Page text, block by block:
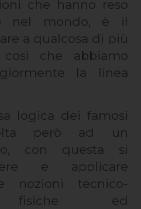
che hanno reso
nel mondo, è il
a qualcosa di più
così che abbiamo
la linea
logica dei famosi
però ad un
con questa si
e applicare
nozioni tecnico-
fisiche ed